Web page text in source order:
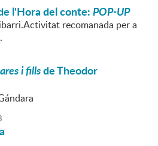
l'Hora del conte:POP-UP
recomanada per a
i fillsde Theodor